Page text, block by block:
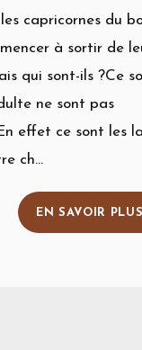
capricornes du
à sortir de
qui sont-ils ?Ce
ne sont pas
effet ce sont les
ch...
EN SAVOIR PLUS